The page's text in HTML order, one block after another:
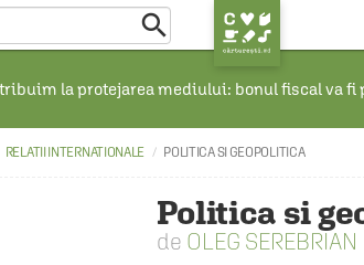

la protejarea mediului: bonul fiscal va fi
RELATII INTERNATIONALE POLITICA SI GEOPOLITICA
Politica si
OLEG SEREBRIAN